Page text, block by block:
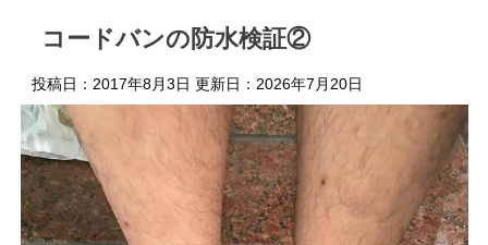
コードバンの防水検証②
投稿日：2017年8月3日 更新日： 2026年7月20日